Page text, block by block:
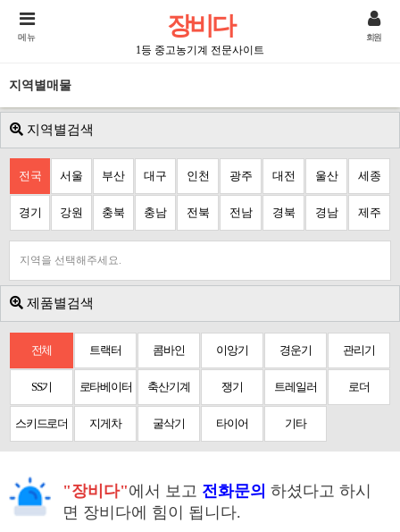
장비다
1등 중고농기계 전문사이트
메뉴 회원
지역별매물
지역별검색
전국 서울 부산 대구 인천 광주 대전 울산 세종
경기 강원 충북 충남 전북 전남 경북 경남 제주
지역을 선택해주세요.
제품별검색
전체 트랙터 콤바인 이앙기 경운기 관리기
SS기 로타베이터 축산기계 쟁기 트레일러 로더
스키드로더 지게차 굴삭기 타이어 기타
"장비다"에서 보고 전화문의 하셨다고 하시
면 장비다에 힘이 됩니다.